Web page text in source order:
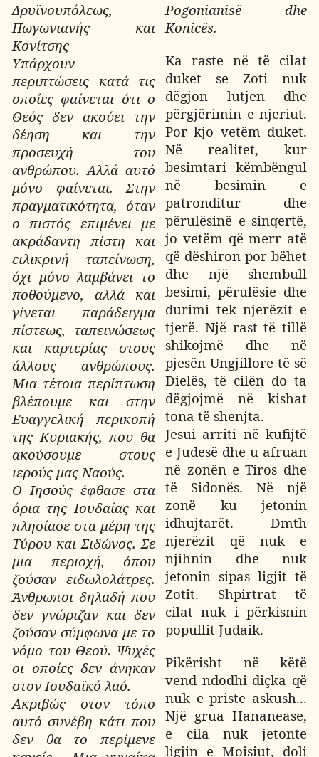
Δρυϊνουπόλεως,
Πωγωνιανής και
Κονίτσης
Υπάρχουν
περιπτώσεις κατά τις
οποίες φαίνεται ότι ο
Θεός δεν ακούει την
δέηση και την
προσευχή του
ανθρώπου. Αλλά αυτό
μόνο φαίνεται. Στην
πραγματικότητα, όταν
ο πιστός επιμένει με
ακράδαντη πίστη και
ειλικρινή ταπείνωση,
όχι μόνο λαμβάνει το
ποθούμενο, αλλά και
γίνεται παράδειγμα
πίστεως, ταπεινώσεως
και καρτερίας στους
άλλους ανθρώπους.
Μια τέτοια περίπτωση
βλέπουμε και στην
Ευαγγελική περικοπή
της Κυριακής, που θα
ακούσουμε στους
ιερούς μας Ναούς.
Ο Ιησούς έφθασε στα
όρια της Ιουδαίας και
πλησίασε στα μέρη της
Τύρου και Σιδώνος. Σε
μια περιοχή, όπου
ζούσαν ειδωλολάτρες.
Άνθρωποι δηλαδή που
δεν γνώριζαν και δεν
ζούσαν σύμφωνα με το
νόμο του Θεού. Ψυχές
οι οποίες δεν άνηκαν
στον Ιουδαϊκό λαό.
Ακριβώς στον τόπο
αυτό συνέβη κάτι που
δεν θα το περίμενε
Pogonianisë dhe
Konicës.
Ka raste në të cilat
duket se Zoti nuk
dëgjon lutjen dhe
përgjërimin e njeriut.
Por kjo vetëm duket.
Në realitet, kur
besimtari këmbëngul
në besimin e
patronditur dhe
përulësinë e sinqertë,
jo vetëm që merr atë
që dëshiron por bëhet
dhe një shembull
besimi, përulësie dhe
durimi tek njerëzit e
tjerë. Një rast të tillë
shikojmë dhe në
pjesën Ungjillore të së
Dielës, të cilën do ta
dëgjojmë në kishat
tona të shenjta.
Jesui arriti në kufijtë
e Judesë dhe u afruan
në zonën e Tiros dhe
të Sidonës. Në një
zonë ku jetonin
idhujtarët. Dmth
njerëzit që nuk e
njihnin dhe nuk
jetonin sipas ligjit të
Zotit. Shpirtrat të
cilat nuk i përkisnin
popullit Judaik.
Pikërisht në këtë
vend ndodhi diçka që
nuk e priste askush...
Një grua Hananease,
e cila nuk jetonte
ligjin e Moisiut, doli